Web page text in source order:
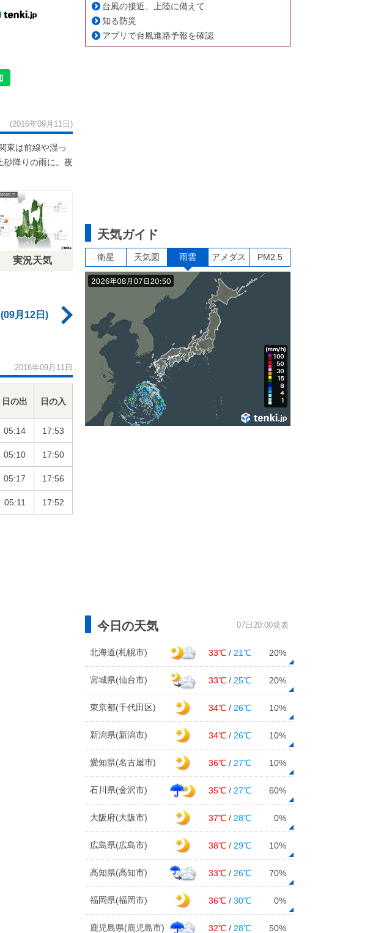
(2016年09月11日)
東は前線や湿っ
砂降りの雨に。夜
実況天気
月12日)
2016年09月11日
日の出 日の入
05:14 17:53
05:10 17:50
05:17 17:56
05:11 17:52
台風の接近、上陸に備えて
知る防災
アプリで台風進路予報を確認
天気ガイド
衛星 天気図 雨雲 アメダス PM2.5
今日の天気 07日20:00発表
北海道(札幌市) 33℃ / 21℃ 20%
宮城県(仙台市) 33℃ / 25℃ 20%
東京都(千代田区) 34℃ / 26℃ 10%
新潟県(新潟市) 34℃ / 26℃ 10%
愛知県(名古屋市) 36℃ / 27℃ 10%
石川県(金沢市) 35℃ / 27℃ 60%
大阪府(大阪市) 37℃ / 28℃ 0%
広島県(広島市) 38℃ / 29℃ 10%
高知県(高知市) 33℃ / 26℃ 70%
福岡県(福岡市) 36℃ /30℃ 0%
鹿児島県(鹿児島市) 32℃ / 28℃ 50%